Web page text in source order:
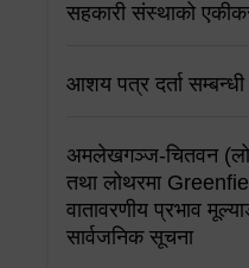
सहकारी संस्थाको
आशय पत्र दर्ता
अमलेखगञ्ज-चितवन
तथा लोथरमा
वातावरणीय प्रभाव
सार्वजनिक सूचना